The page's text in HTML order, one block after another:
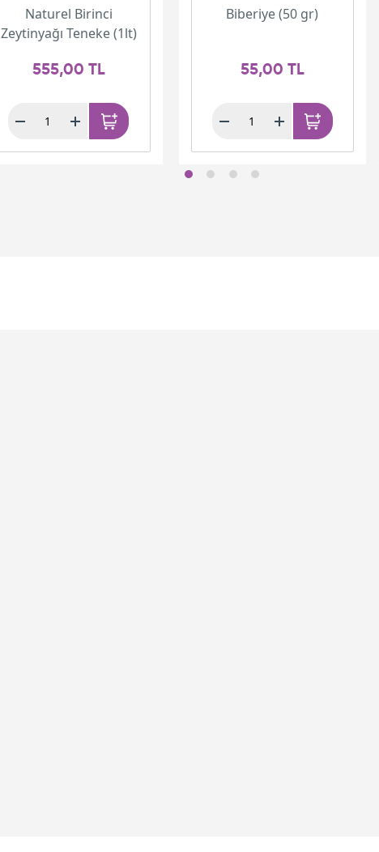
Naturel Birinci
Zeytinyağı Teneke (1lt)
555,00 TL
Biberiye (50 gr)
55,00 TL